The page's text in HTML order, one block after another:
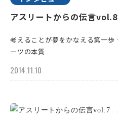
アスリートからの伝言
考えることが夢をかなえる第一
ーツの本質
2014.11.10